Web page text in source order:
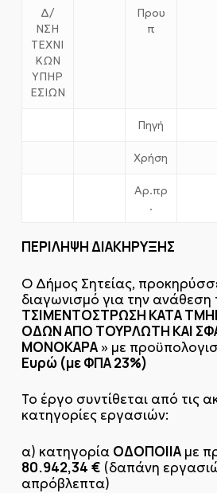
Δ/
ΝΣΗ
ΤΕΧΝΙ
ΚΩΝ
ΥΠΗΡ
ΕΣΙΩΝ
Πρου
π
Πηγή
Χρήση
Αρ.πρ
.
ΠΕΡΙΛΗΨΗ ΔΙΑΚΗΡΥΞΗΣ
Ο Δήμος Σητείας,
διαγωνισμό για την ανάθεση
ΤΣΙΜΕΝΤΟΣΤΡΩΣΗ ΚΑΤΑ
ΟΔΩΝ ΑΠΟ ΤΟΥΡΛΩΤΗ ΚΑΙ
ΜΟΝΟΚΑΡΑ» με
Ευρώ (με ΦΠΑ 23%)
Το έργο συντίθεται από τις
κατηγορίες εργασιών:
α) κατηγορία ΟΔΟΠΟΙΙΑμε
80.942,34 € (δαπάνη
απρόβλεπτα)